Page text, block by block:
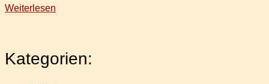
Weiterlesen
Kategorien: